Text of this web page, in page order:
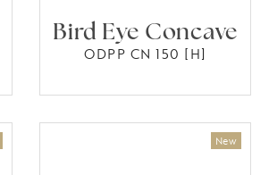
Bird Eye Concave
ODPP CN 150 [H]